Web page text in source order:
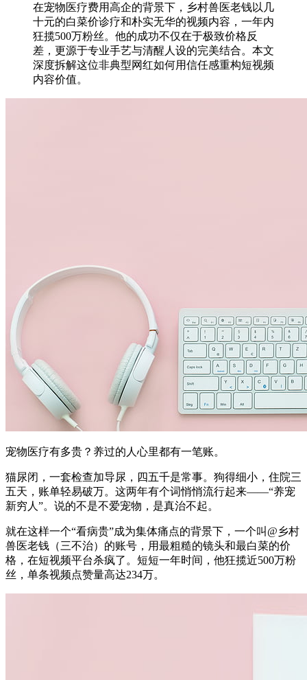
在宠物医疗费用高企的背景下，乡村兽医老钱以几
十元的白菜价诊疗和朴实无华的视频内容，一年内
狂揽500万粉丝。他的成功不仅在于极致价格反
差，更源于专业手艺与清醒人设的完美结合。本文
深度拆解这位非典型网红如何用信任感重构短视频
内容价值。
宠物医疗有多贵？养过的人心里都有一笔账。
猫尿闭，一套检查加导尿，四五千是常事。狗得细小，住院三
五天，账单轻易破万。这两年有个词悄悄流行起来——“养宠
新穷人”。说的不是不爱宠物，是真治不起。
就在这样一个“看病贵”成为集体痛点的背景下，一个叫@乡村
兽医老钱（三不治）的账号，用最粗糙的镜头和最白菜的价
格，在短视频平台杀疯了。短短一年时间，他狂揽近500万粉
丝，单条视频点赞量高达234万。